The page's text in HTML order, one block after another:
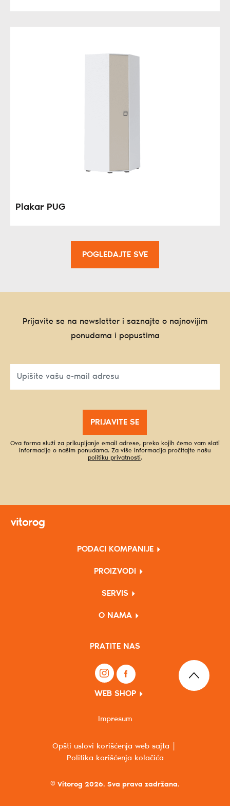
Plakar PUG
POGLEDAJTE SVE
Prijavite se na newsletter i saznajte o najnovijim
ponudama i popustima
PRIJAVITE SE
Ova forma služi za prikupljanje email adrese, preko kojih ćemo vam slati
informacije o našim ponudama. Za više informacija pročitajte našu
politiku privatnosti.
PODACI KOMPANIJE
PROIZVODI
SERVIS
O NAMA
PRATITE NAS
WEB SHOP
© Vitorog 2026. Sva prava zadržana.
Opšti uslovi korišćenja web sajta
Politika korišćenja kolačića
Impresum